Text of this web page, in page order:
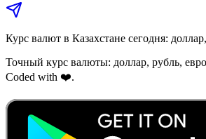
Курс валют в Казахстане сегодня:
Точный курс валюты: доллар, рубль,
Coded with ❤️.